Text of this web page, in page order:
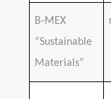
B-MEX
“Sustainable
Materials”